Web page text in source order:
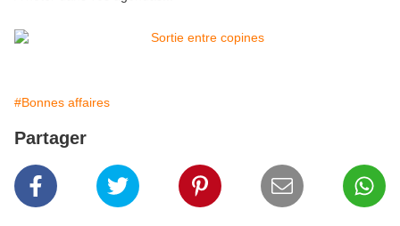
#Bonnes affaires
Partager